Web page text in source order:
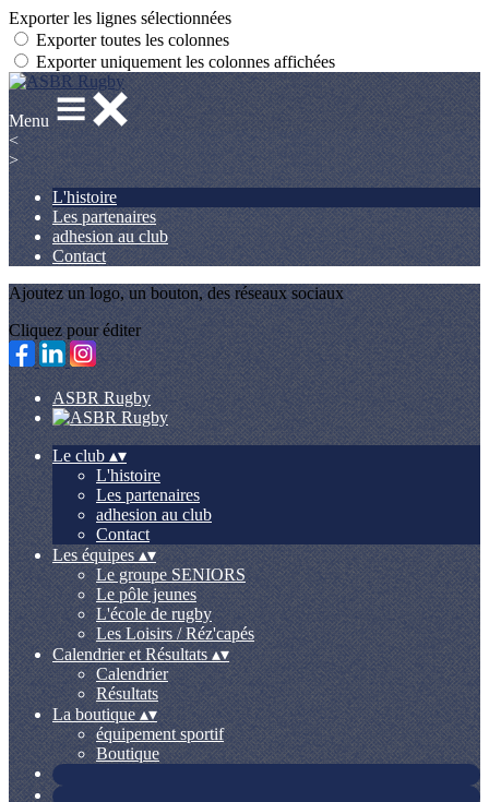
Exporter les lignes sélectionnées
Exporter toutes les colonnes
Exporter uniquement les colonnes affichées
Menu
<
>
L'histoire
Les partenaires
adhesion au club
Contact
Ajoutez un logo, un bouton, des réseaux sociaux
Cliquez pour éditer
ASBR Rugby
Le club ▴▾
L'histoire
Les partenaires
adhesion au club
Contact
Les équipes▴▾
Le groupe SENIORS
Le pôle jeunes
L'école de rugby
Les Loisirs / Réz'capés
Calendrier et Résultats▴▾
Calendrier
Résultats
La boutique▴▾
équipement sportif
Boutique